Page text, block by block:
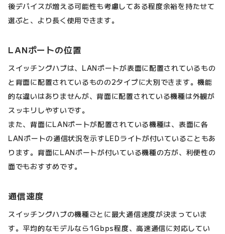
後デバイスが増える可能性も考慮してある程度余裕を持たせて
選ぶと、より長く使用できます。
LANポートの位置
スイッチングハブは、LANポートが表面に配置されているもの
と背面に配置されているものの2タイプに大別できます。機能
的な違いはありませんが、背面に配置されている機種は外観が
スッキリしやすいです。
また、背面にLANポートが配置されている機種は、表面に各
LANポートの通信状況を示すLEDライトが付いていることもあ
ります。背面にLANポートが付いている機種の方が、利便性の
面でもおすすめです。
通信速度
スイッチングハブの機種ごとに最大通信速度が決まっていま
す。平均的なモデルなら1Gbps程度、高速通信に対応してい